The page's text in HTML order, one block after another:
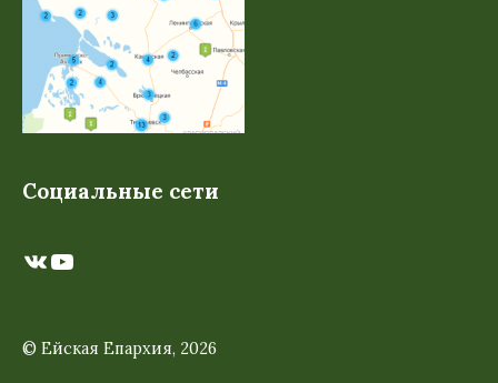
Социальные сети
ВКонтакте
YouTube
© Ейская Епархия, 2026